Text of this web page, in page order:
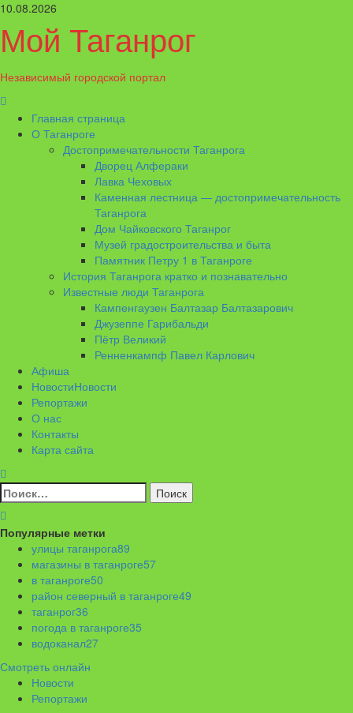
Перейти
содержимому
10.08.2026
Мой Таганрог
Независимый городской портал
менюГлавная страница
О Таганроге
Достопримечательности Таганрога
Дворец Алфераки
Лавка Чеховых
Каменная лестница — достопримечательность
Таганрога
Дом Чайковского Таганрог
Музей градостроительства и быта
Памятник Петру 1 в Таганроге
История Таганрога кратко и познавательно
Известные люди Таганрога
Кампенгаузен Балтазар Балтазарович
Джузеппе Гарибальди
Пётр Великий
Ренненкампф Павел Карлович
Афиша
НовостиНовости
Репортажи
О нас
Контакты
Карта сайта
Найти:
Популярные метки
улицы таганрога89
магазины в таганроге57
в таганроге50
район северный в таганроге49
таганрог36
погода в таганроге35
водоканал27
Смотреть онлайн
Новости
Репортажи